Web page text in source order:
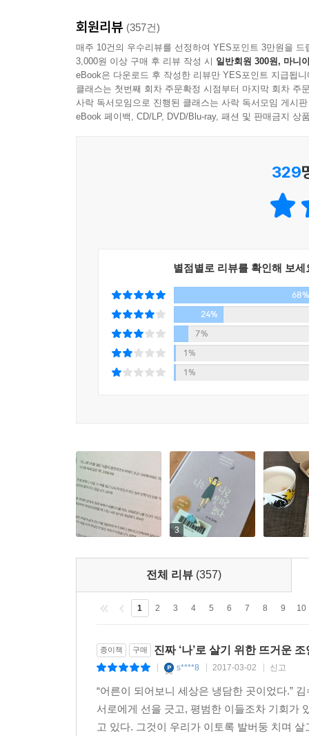
냉담한 세상에서 인간성을 잃지 않고 살아가기
맞서야 한다. 그리고 나와 타인을 위해, 더 나은
을 견디고 있는 그대로의 나로서 살아가기 위하여.
---「에필로그」중에서
누구도 흉내 내지 않고 누구도 부러워하지 않는
나를 인정하고 사랑하는 방법을 말하다
아무런 잘못 없이 스스로를 질책해야 했던 나와 닮
우린 잘못이 없다고. 나로서 당당하게 살아가도 된
이 책은 사회 심리학을 편한 에세이로 풀어내
직장 동료의 이야기, 친구의 직장 동료의 가족의
흙수저로 나누는 사람들에 대한 이야기를 통해
우리는 왜 이런 현실 속에 자신을 내동댕이치는
무엇인지, 차별과 모욕으로 우리가 얻는 것은 무
책을 통해, 우리 스스로 무언가 단단히 잘못한 사
고개를 들라고, 그럴 필요 없다고. 그리고 나와 타
불친절한 세상에서 ‘나’로 살아남기 위해
눈치 보지 않고 나다울 수 있는 ‘당신’을 위해
평범하지만 아름다운 ‘우리’ 보통의 존재들을 위하
내가 아닌 모습으로 사랑받느니
모두 괜찮은 척 하고 있는 건 아닐까. 사실은 괜
실력, 애매한 어른으로 자란 우리는 모두 어른을
떨어지는 취업률과 치솟는 물가는 아직 사회에
모두 고민하고 모두 답답해하는 현실, 그게 지금
원하던 모습일까?
회원리뷰 (357건)
매주 10건의 우수리뷰를 선정하여 YES포인트 3만원을 드
3,000원 이상 구매 후 리뷰 작성 시 일반회원 300원, 마니
eBook은 다운로드 후 작성한 리뷰만 YES포인트 지급됩니
클래스는 첫번째 회차 주문확정 시점부터 마지막 회차 주
사락 독서모임으로 진행된 클래스는 사락 독서모임 게시
eBook 페이백, CD/LP, DVD/Blu-ray, 패션 및 판매금지 상
329
별점별로 리뷰를 확인해 보세
68%
24%
7%
1%
1%
3
전체 리뷰 (357)
1 2 3 4 5 6 7 8 9 10
종이책 구매 진짜 ‘나’로 살기 위한 뜨거운
s****8 2017-03-02 신고
“어른이 되어보니 세상은 냉담한 곳이었다.”
서로에게 선을 긋고, 평범한 이들조차 기회가
고 있다. 그것이 우리가 이토록 발버둥 치며